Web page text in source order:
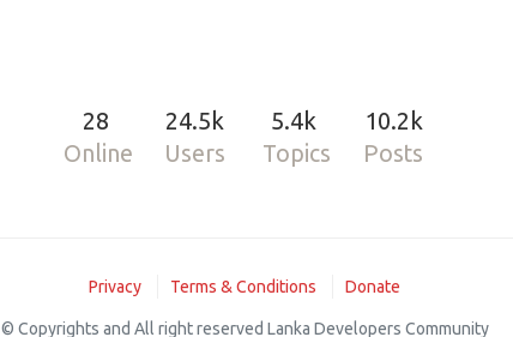
28
Online
24.5k
Users
5.4k
Topics
10.2k
Posts
Privacy Terms & Conditions Donate
© Copyrights and All right reserved Lanka Developers Community